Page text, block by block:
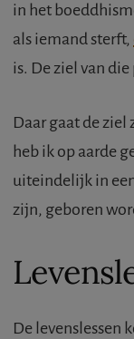
in het
als iemand sterft,
is. De ziel van
Daar gaat de ziel
heb ik op aarde
uiteindelijk in
zijn, geboren
De levenslessen